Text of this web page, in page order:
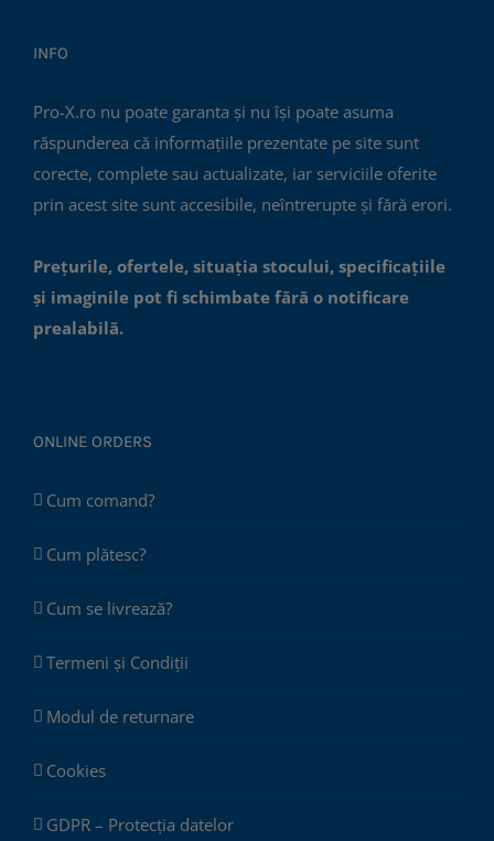
INFO
Pro-X.ro nu poate garanta și nu își poate asuma
răspunderea că informațiile prezentate pe site sunt
corecte, complete sau actualizate, iar serviciile oferite
prin acest site sunt accesibile, neîntrerupte și fără erori.
Prețurile, ofertele, situația stocului, specificațiile
și imaginile pot fi schimbate fără o notificare
prealabilă.
ONLINE ORDERS
Cum comand?
Cum plătesc?
Cum se livrează?
Termeni și Condiții
Modul de returnare
Cookies
GDPR – Protecția datelor